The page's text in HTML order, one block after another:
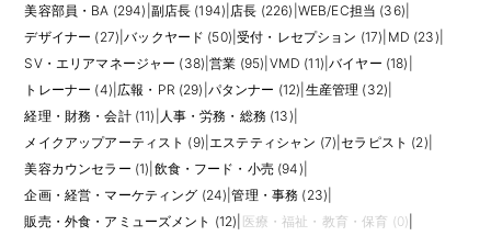
す。単に商品を売るだけでなく、「またこの人に相談したい」と思っても
らえる関係づくりが成果につながります。
未経験から挑戦できる求人もありますが、接客経験、百貨店・商業施設で
の勤務経験、語学力、ラグジュアリー商材への理解があると選択肢は広が
ります。正社員、契約社員、アルバイト、派遣など雇用形態も幅広いた
め、給与、インセンティブ、シフト、休日、制服・社員割引制度、個人ノ
ルマの有無を確認して比較するとよいでしょう。
応募前には、扱う商材の価格帯、来店客層、勤務する館や店舗の忙しさ、
個人売上とチーム売上のどちらを重視するかも確認しておくと安心です。
同じ販売職でも、セレクトショップ、百貨店ラグジュアリー、アウトレッ
美容部員・BA (294) 副店長 (194) 店長 (226) WEB/EC担当 (36)
デザイナー (27) |バックヤード (50) |受付・レセプション (17) MD (23)
SV・エリアマネージャー (38) |営業 (95) VMD (11) |バイヤー (18)
トレーナー (4) 広報・PR (29) パタンナー (12) 生産管理 (32)
経理・財務・会計 (11) 人事・労務・総務 (13)
メイクアップアーティスト (9) |エステティシャン (7) |セラピスト (2)
美容カウンセラー (1) 飲食・フード・小売 (94)
企画・経営・マーケティング (24) |管理・事務 (23)
販売・外食・アミューズメント (12) 医療・福祉・教育・保育 (0)